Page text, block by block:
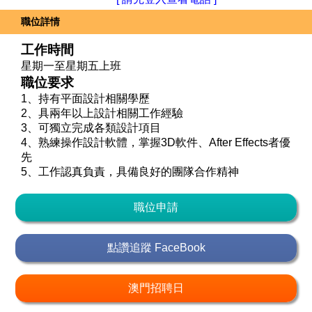
職位詳情
工作時間
星期一至星期五上班
職位要求
1、持有平面設計相關學歷
2、具兩年以上設計相關工作經驗
3、可獨立完成各類設計項目
4、熟練操作設計軟體，掌握3D軟件、After Effects者優
先
5、工作認真負責，具備良好的團隊合作精神
職位申請
點讚追蹤 FaceBook
澳門招聘日